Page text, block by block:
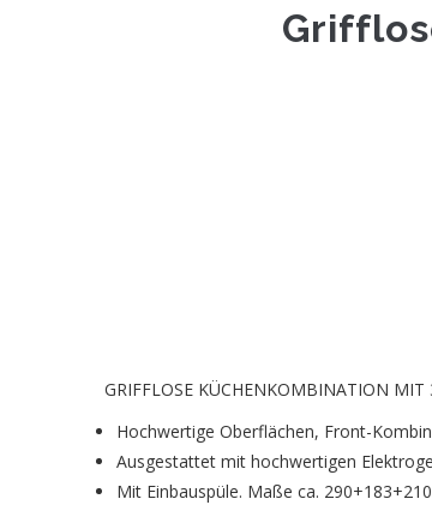
GRIFFLOSE KÜCHENKOMBINATION MIT
Hochwertige Oberflächen, Front-
Ausgestattet mit hochwertigen
Mit Einbauspüle. Maße ca.